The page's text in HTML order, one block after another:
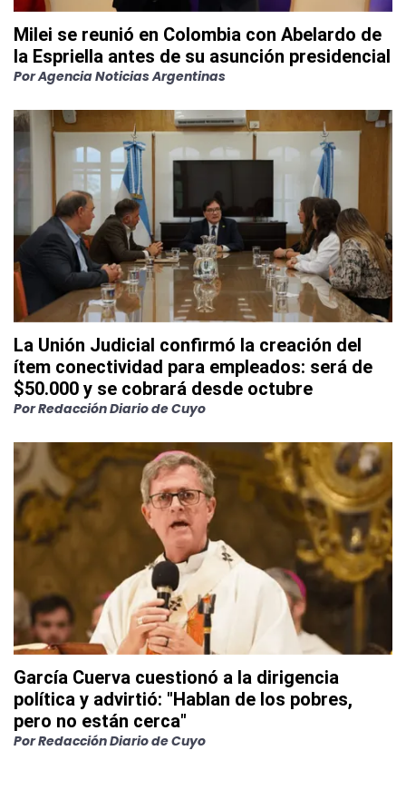
Milei se reunió en Colombia con Abelardo de
la Espriella antes de su asunción presidencial
PorAgencia Noticias Argentinas
La Unión Judicial confirmó la creación del
ítem conectividad para empleados: será de
$50.000 y se cobrará desde octubre
PorRedacción Diario de Cuyo
García Cuerva cuestionó a la dirigencia
política y advirtió: "Hablan de los pobres,
pero no están cerca"
PorRedacción Diario de Cuyo